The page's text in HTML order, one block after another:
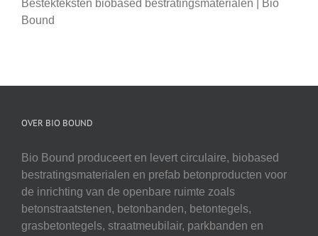
Bestekteksten biobased bestratingsmaterialen | Bio
Bound
OVER BIO BOUND
Bio Bound produceert en levert circulaire, biobased
bestratingsmaterialen en prefab betonproducten voor
de inrichting van de openbare ruimte zoals
betonstraatstenen, betonbanden, betontegels,
grasbetontegels, straatmeubilair, parkbanden en